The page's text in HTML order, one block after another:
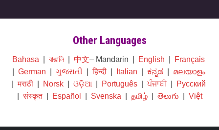
Other Languages
Bahasa বাঙালি 中文– Mandarin | English
Français
German ગુજરાતી |हिन्दी| Italian ಕನ್ನಡ| മലയാളം
|मराठी| Norsk| ଓଡ଼ିଆ| Português| ਪੰਜਾਬੀ|
Русский
|संस्कृत| Español Svenska தமிழ்| తెలుగు Việt